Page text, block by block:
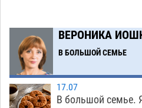
коммунальную
земельного массива
15:28
Тяга к
астраханской
ВЕРОНИКА
В БОЛЬШОЙ СЕМЬЕ
17.07
В большой семье.